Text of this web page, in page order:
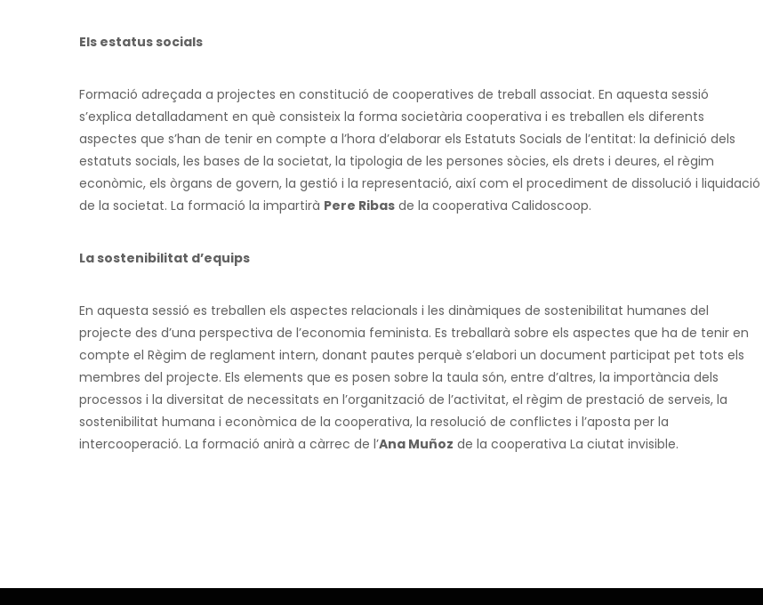
Els estatus socials
Formació adreçada a projectes en constitució de cooperatives de treball associat. En aquesta sessió
s’explica detalladament en què consisteix la forma societària cooperativa i es treballen els diferents
aspectes que s’han de tenir en compte a l’hora d’elaborar els Estatuts Socials de l’entitat: la definició dels
estatuts socials, les bases de la societat, la tipologia de les persones sòcies, els drets i deures, el règim
econòmic, els òrgans de govern, la gestió i la representació, així com el procediment de dissolució i liquidació
de la societat. La formació la impartirà Pere Ribas de la cooperativa Calidoscoop.
La sostenibilitat d’equips
En aquesta sessió es treballen els aspectes relacionals i les dinàmiques de sostenibilitat humanes del
projecte des d’una perspectiva de l’economia feminista. Es treballarà sobre els aspectes que ha de tenir en
compte el Règim de reglament intern, donant pautes perquè s’elabori un document participat pet tots els
membres del projecte. Els elements que es posen sobre la taula són, entre d’altres, la importància dels
processos i la diversitat de necessitats en l’organització de l’activitat, el règim de prestació de serveis, la
sostenibilitat humana i econòmica de la cooperativa, la resolució de conflictes i l’aposta per la
intercooperació. La formació anirà a càrrec de l’Ana Muñoz de la cooperativa La ciutat invisible.